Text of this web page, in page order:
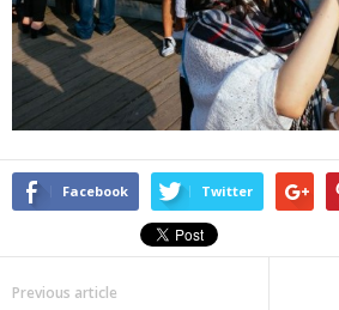
Facebook Twitter
Previous article